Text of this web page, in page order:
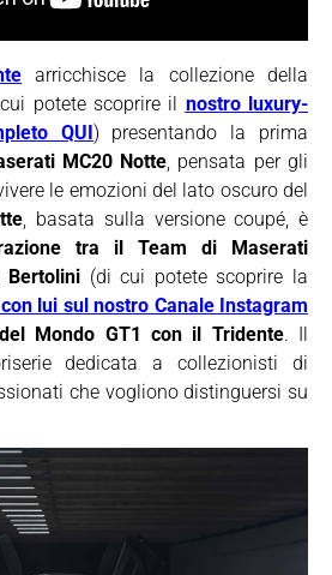
arricchisce la collezione della
potete scoprire il nostro luxury-
QUI) presentando la prima
MC20 Notte, pensata per gli
le emozioni del lato oscuro del
, basata sulla versione coupé, è
tra il Team di Maserati
Bertolini (di cui potete scoprire la
lui sul nostro Canale Instagram
Mondo GT1 con il Tridente. Il
dedicata a collezionisti di
che vogliono distinguersi su